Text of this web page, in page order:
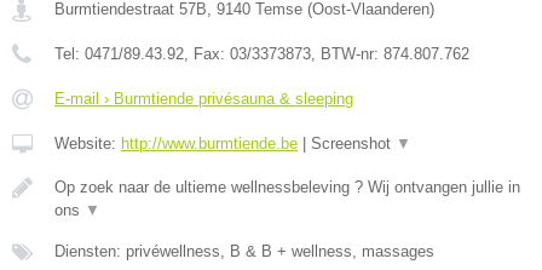
Burmtiendestraat 57B, 9140 Temse (Oost-Vlaanderen)
Tel: 0471/89.43.92, Fax: 03/3373873, BTW-nr: 874.807.762
E-mail › Burmtiende privésauna & sleeping
Website: http://www.burmtiende.be Screenshot ▼
Op zoek naar de ultieme wellnessbeleving ? Wij ontvangen jullie in
ons ▼
Diensten: privéwellness, B & B + wellness, massages